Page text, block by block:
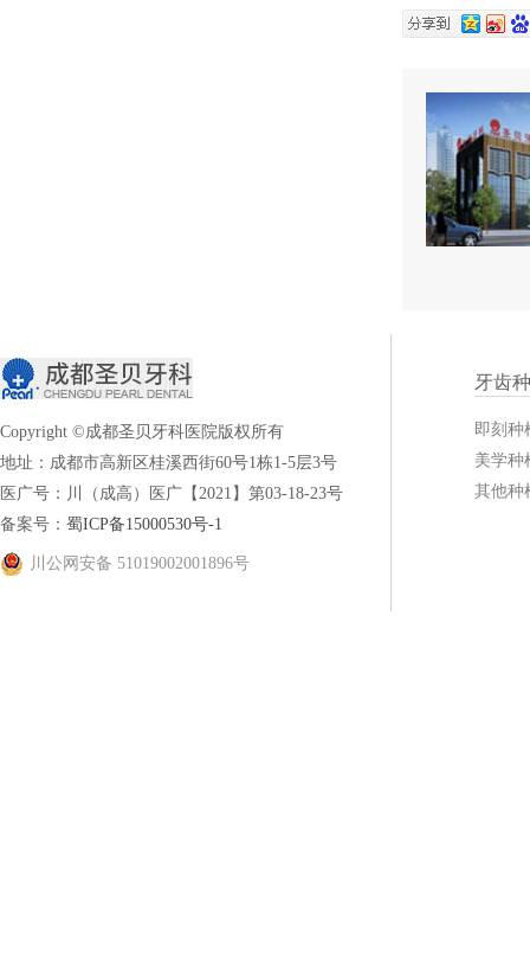
Copyright ©成都圣贝牙科医院版权所有
地址：成都市高新区桂溪西街60号1栋1-5层3号
医广号：川（成高）医广【2021】第03-18-23号
备案号： 蜀ICP备15000530号-1
川公网安备 51019002001896号
牙齿
即刻种
美学种
其他种